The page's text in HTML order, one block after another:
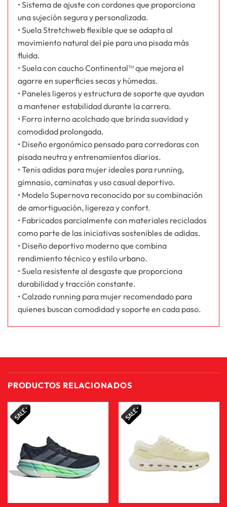
• Sistema de ajuste con cordones que proporciona
una sujeción segura y personalizada.
• Suela Stretchweb flexible que se adapta al
movimiento natural del pie para una pisada más
fluida.
• Suela con caucho Continental™ que mejora el
agarre en superficies secas y húmedas.
• Paneles ligeros y estructura de soporte que ayudan
a mantener estabilidad durante la carrera.
• Forro interno acolchado que brinda suavidad y
comodidad prolongada.
• Diseño ergonómico pensado para corredoras con
pisada neutra y entrenamientos diarios.
• Tenis adidas para mujer ideales para running,
gimnasio, caminatas y uso casual deportivo.
• Modelo Supernova reconocido por su combinación
de amortiguación, ligereza y confort.
• Fabricados parcialmente con materiales reciclados
como parte de las iniciativas sostenibles de adidas.
• Diseño deportivo moderno que combina
rendimiento técnico y estilo urbano.
• Suela resistente al desgaste que proporciona
durabilidad y tracción constante.
• Calzado running para mujer recomendado para
quienes buscan comodidad y soporte en cada paso.
PRODUCTOS RELACIONADOS